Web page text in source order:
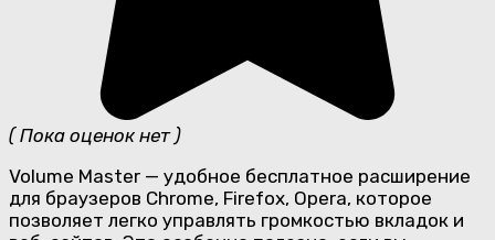
( Пока оценок нет )
Volume Master — удобное бесплатное расширение
для браузеров Chrome, Firefox, Opera, которое
позволяет легко управлять громкостью вкладок и